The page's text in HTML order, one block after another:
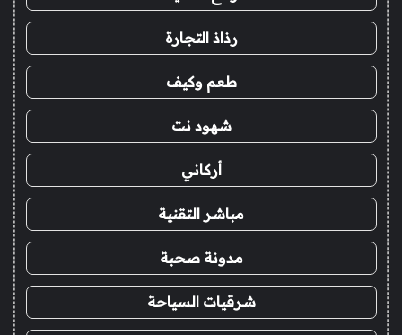
رذاذ التجارة
طعم وكيف
شهود نت
أركاني
مباشر التقنية
مدونة صحبة
شرقيات السياحة